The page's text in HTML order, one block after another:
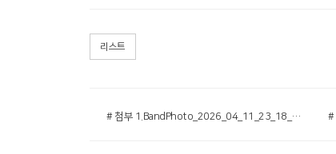
리스트
# 첨부 1.BandPhoto_2026_04_11_23_18_47.jpg